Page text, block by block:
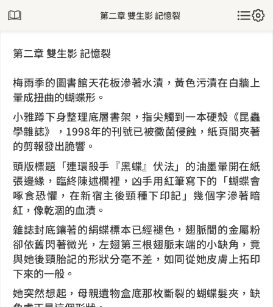
第二章 雙生影 記憶裂
第二章 雙生影 記憶裂
梅雨季的圖書館天花板滲著水漬，黃色污漬在白牆上
暈成扭曲的蝴蝶形。
小雅蹲下身整理底層書架，指尖觸到一本硬殼《昆蟲
學雜誌》，1998年的刊號已被黴菌侵蝕，紙頁間夾著
的剪報發出脆響。
頭版標題「連環殺手『黑蝶』伏法」的油墨暈開在紙
張邊緣，臨終陳述欄裡，凶手用紅筆寫下的「蝴蝶會
啄食恐懼，在新宿主後頸種下印記」幾個字滲著暗
紅，像乾涸的血漬。
雜誌封底鑲著的絹蝶標本已經褪色，翅脈間的金屬粉
卻依舊閃著微光，左翅第三根翅脈末端的小缺角，竟
與她後頸胎記的形狀分毫不差，如同從她皮膚上拓印
下來的一般。
她突然想起，母親遺物盒底那枚斷裂的蝴蝶髮夾，缺